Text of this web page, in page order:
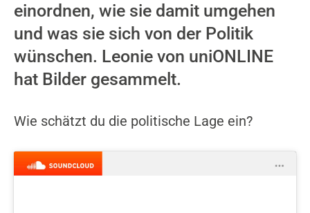
einordnen, wie sie damit umgehen
und was sie sich von der Politik
wünschen. Leonie von uniONLINE
hat Bilder gesammelt.
Wie schätzt du die politische Lage ein?